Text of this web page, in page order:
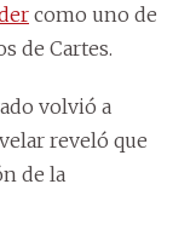
como uno de
de Cartes.
volvió a
reveló que
de la